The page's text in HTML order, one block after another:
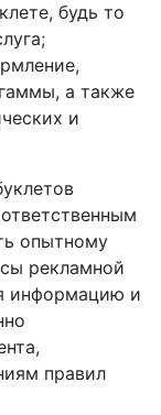
будь то
а также
и
опытному
рекламной
информацию и
правил